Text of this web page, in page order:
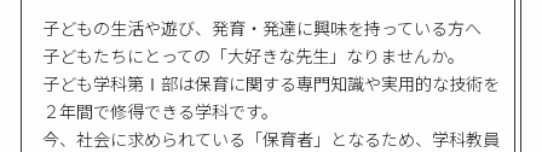
子どもの生活や遊び、発育・発達に興味を持っている方へ
子どもたちにとっての「大好きな先生」なりませんか。
子ども学科第Ⅰ部は保育に関する専門知識や実用的な技術を
２年間で修得できる学科です。
今、社会に求められている「保育者」となるため、学科教員